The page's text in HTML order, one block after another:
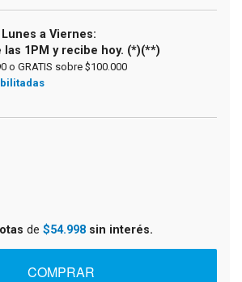
a Viernes:
las 1PM y recibe hoy. (*)(**)
o GRATIS sobre $100.000
de $54.998 sin interés.